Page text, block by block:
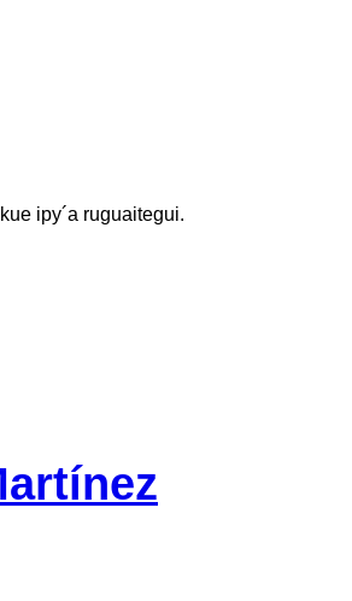
ipy´a ruguaitegui.